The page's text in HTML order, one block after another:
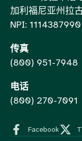
加利福尼亚州拉
NPI: 1114387990
传真
(800) 951-7948
电话
(800) 270-7091
Facebook